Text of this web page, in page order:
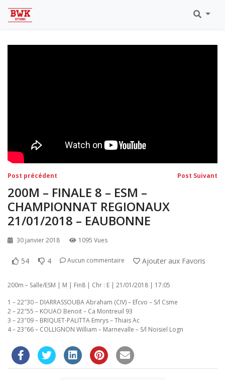
Eaubonne 2019
Navigation
de
l’article
Post précédent Post Suivant
200M – FINALE 8 – ESM –
CHAMPIONNAT REGIONAUX
21/01/2018 – EAUBONNE
30 janvier 2018 1095 Vues
54 4 Aucun commentaire Ajouter aux Favoris
200m – Salle/ESM | M | Fin8 | Chr : E | 21/01/2018 | 17:05
1 – 22″30 – DIARRASSOUBA Abraham (CIV) – Efcvo – S/l Csme
2 – 22″55 – KOUAO Benoit – Ca Montreuil 93
3 – 23″09 – BRIQUET-PALITTA Emrys – Thiais Ac
4 – 23″66 – COLLIGNON William – Marnevalle – S/l Noisiel Logn